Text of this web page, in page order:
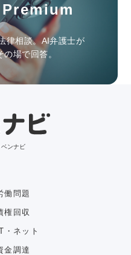
律相談。AI弁護士が
場で回答。
ンナビ
働問題
権回収
・ネット
金調達